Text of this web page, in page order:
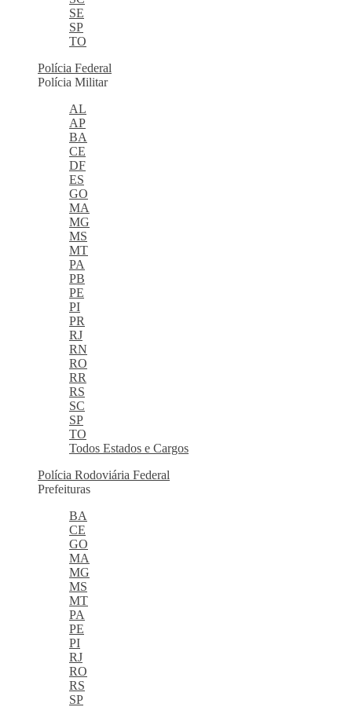
SE
SP
TO
Polícia Federal
Polícia Militar
AL
AP
BA
CE
DF
ES
GO
MA
MG
MS
MT
PA
PB
PE
PI
PR
RJ
RN
RO
RR
RS
SC
SP
TO
Todos Estados e Cargos
Polícia Rodoviária Federal
Prefeituras
BA
CE
GO
MA
MG
MS
MT
PA
PE
PI
RJ
RO
RS
SP